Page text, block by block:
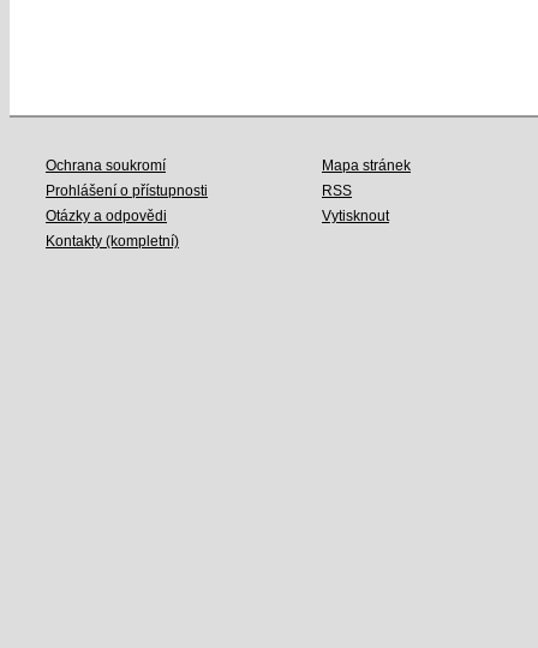
Ochrana soukromí
Prohlášení o přístupnosti
Otázky a odpovědi
Kontakty (kompletní)
Mapa stránek
RSS
Vytisknout